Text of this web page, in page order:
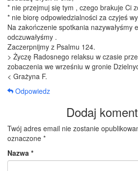
* nie przejmuj się tym , czego brakuje Ci
* nie biorę odpowiedzialności za czyjeś
Na zakończenie spotkania nazywałyśmy
odczuwałyśmy .
Zaczerpnijmy z Psalmu 124.
> Życzę Radosnego relaksu w czasie
zobaczenia we wrześniu w gronie
< Grażyna F.
Odpowiedz
Dodaj
Twój adres email nie zostanie
oznaczone *
Nazwa *